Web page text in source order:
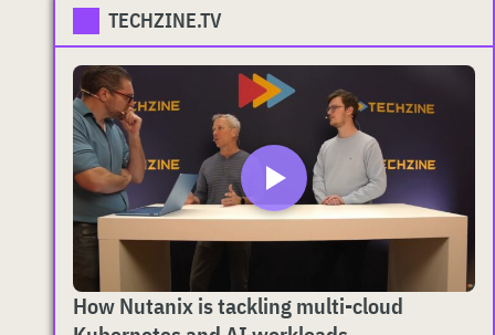
TECHZINE.TV
How Nutanix is tackling multi-cloud